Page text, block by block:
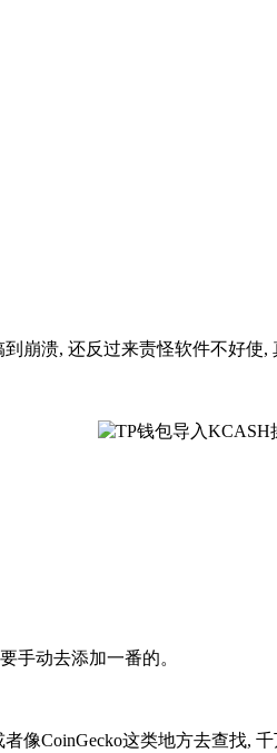
崩溃, 还反过来责怪软件不好使,
手动去添加一番的。
像CoinGecko这类地方去查找,